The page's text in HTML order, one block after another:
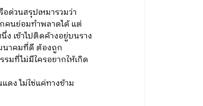
ด่วนสรุปเหมารวมว่า
คนย่อมทําพลาดได้ แต่
เข้าไปติดค้างอยู่บนราง
นาคมที่ดี ต้องถูก
มที่ไม่มีใครอยากให้เกิด
ดง ไม่ใช่แค่ทางข้าม